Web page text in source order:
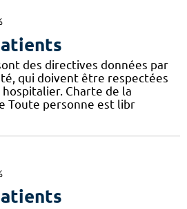
des directives données par
qui doivent être respectées
Charte de la
Toute personne est libr